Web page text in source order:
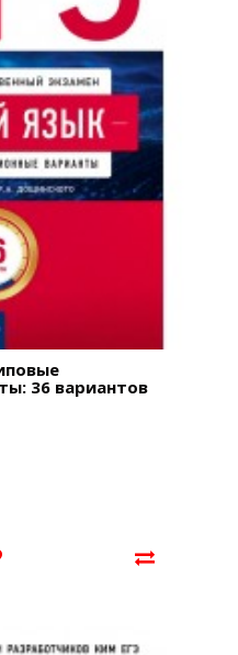
36 вариантов